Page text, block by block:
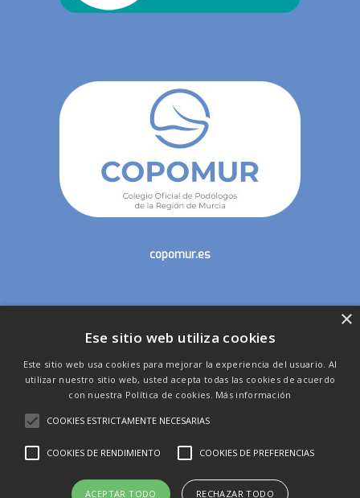
copomur.es
53 Congreso Nacional de Podología - Consejo General
de Colegios Oficiales de Podólogos - Colegio Oficial de
Podólogos de la Región de Murcia
×
Ese sitio web utiliza cookies
Este sitio web usa cookies para mejorar la experiencia del usuario. Al
utilizar nuestro sitio web, usted acepta todas las cookies de acuerdo
con nuestra Política de cookies. Más información
COOKIES ESTRICTAMENTE NECESARIAS
COOKIES DE RENDIMIENTO COOKIES DE PREFERENCIAS
ACEPTAR TODO RECHAZAR TODO